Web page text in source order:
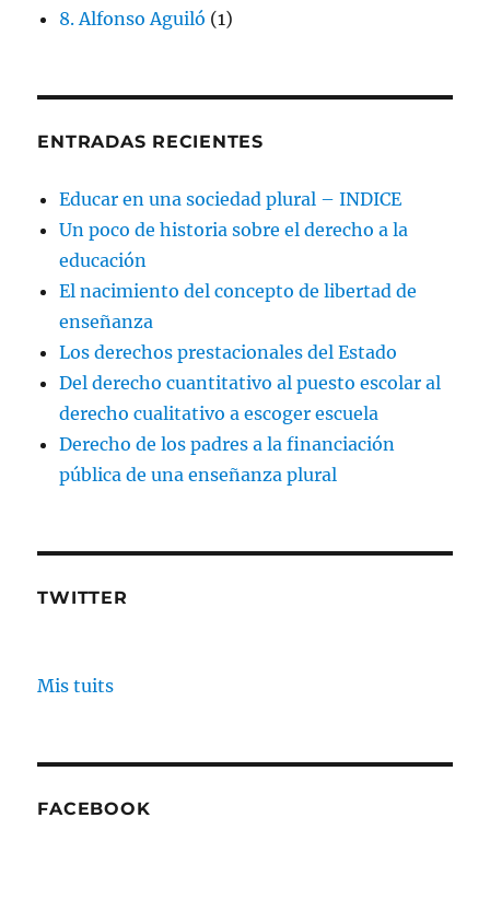
8. Alfonso Aguiló (1)
ENTRADAS RECIENTES
Educar en una sociedad plural – INDICE
Un poco de historia sobre el derecho a la
educación
El nacimiento del concepto de libertad de
enseñanza
Los derechos prestacionales del Estado
Del derecho cuantitativo al puesto escolar al
derecho cualitativo a escoger escuela
Derecho de los padres a la financiación
pública de una enseñanza plural
TWITTER
Mis tuits
FACEBOOK